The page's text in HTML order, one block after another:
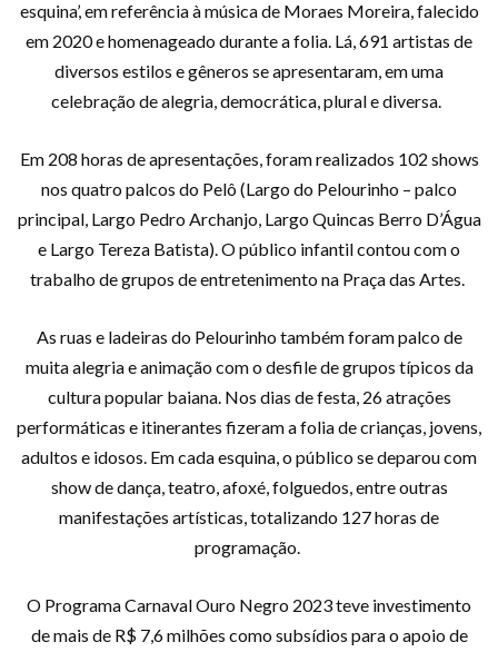
esquina’, em referência à música de Moraes Moreira, falecido
em 2020 e homenageado durante a folia. Lá, 691 artistas de
diversos estilos e gêneros se apresentaram, em uma
celebração de alegria, democrática, plural e diversa.
Em 208 horas de apresentações, foram realizados 102 shows
nos quatro palcos do Pelô (Largo do Pelourinho – palco
principal, Largo Pedro Archanjo, Largo Quincas Berro D’Água
e Largo Tereza Batista). O público infantil contou com o
trabalho de grupos de entretenimento na Praça das Artes.
As ruas e ladeiras do Pelourinho também foram palco de
muita alegria e animação com o desfile de grupos típicos da
cultura popular baiana. Nos dias de festa, 26 atrações
performáticas e itinerantes fizeram a folia de crianças, jovens,
adultos e idosos. Em cada esquina, o público se deparou com
show de dança, teatro, afoxé, folguedos, entre outras
manifestações artísticas, totalizando 127 horas de
programação.
O Programa Carnaval Ouro Negro 2023 teve investimento
de mais de R$ 7,6 milhões como subsídios para o apoio de